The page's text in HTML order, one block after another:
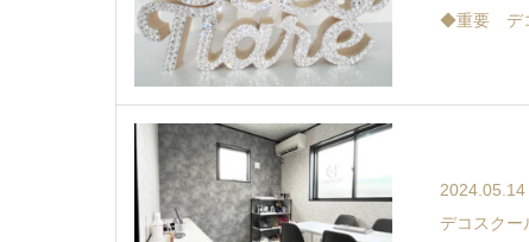
◆重要 デ
2024.05.14
デコスクー